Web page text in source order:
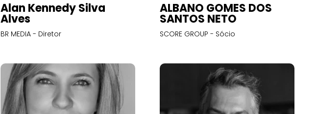
Alan Kennedy Silva
Alves
BR MEDIA - Diretor
ALBANO GOMES DOS
SANTOS NETO
SCORE GROUP - Sócio